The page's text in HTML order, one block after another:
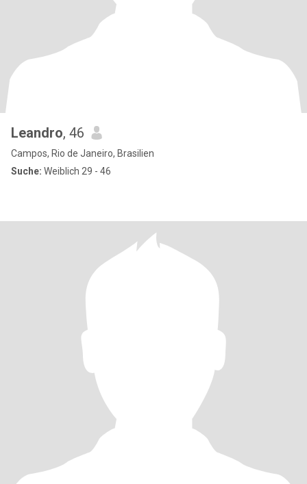
Leandro, 46
Campos, Rio de Janeiro, Brasilien
Suche: Weiblich 29 - 46